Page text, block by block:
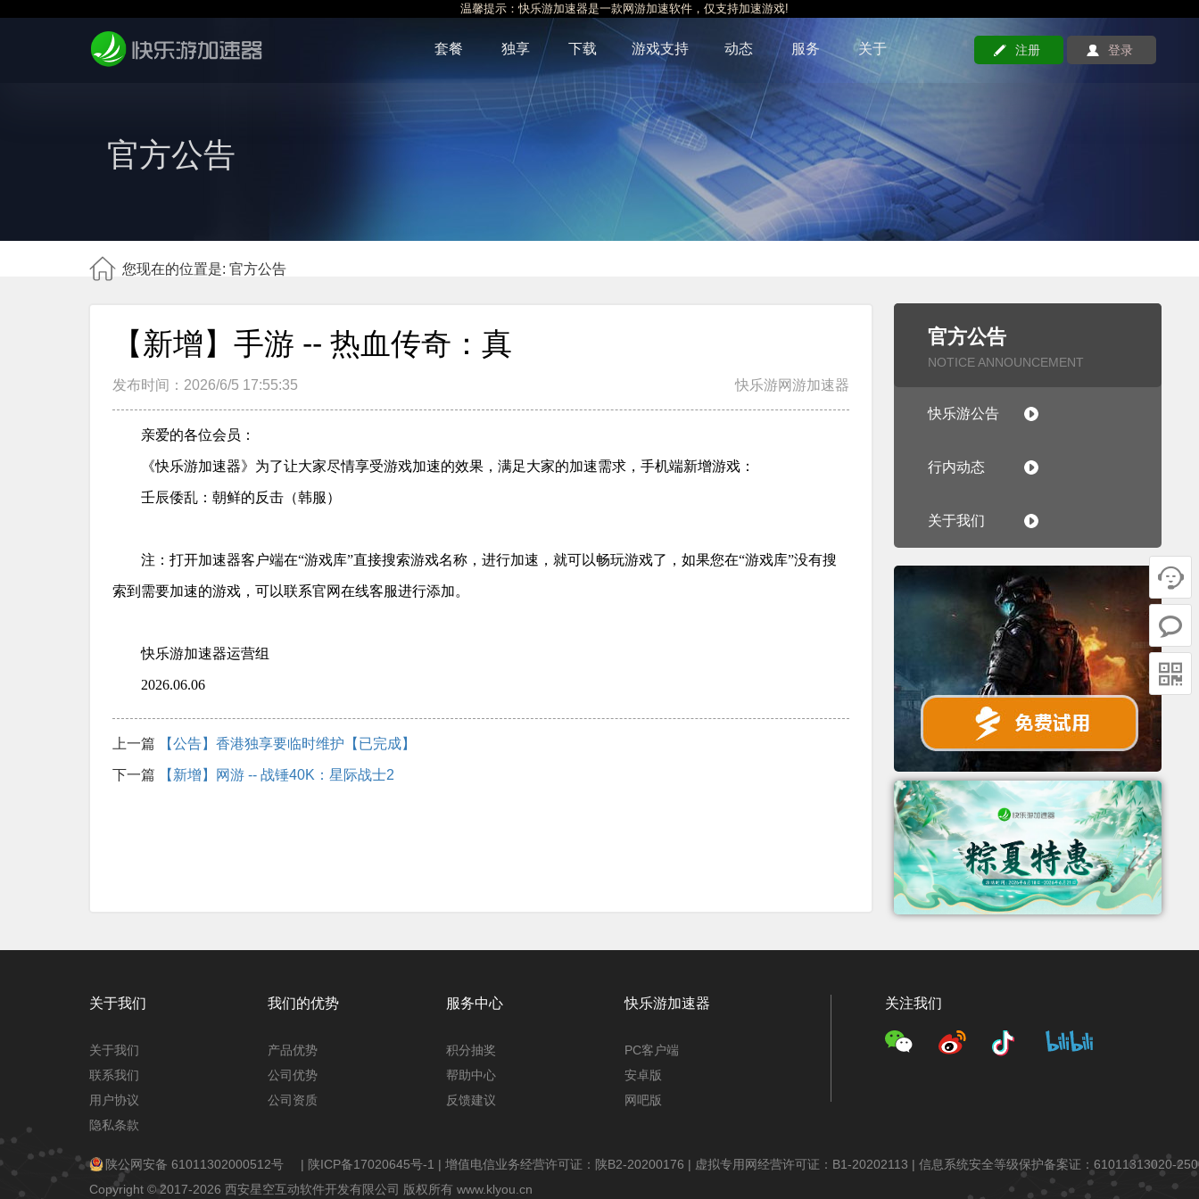
温馨提示：快乐游加速器是一款网游加速软件，仅支持加速游戏!
套餐 独享 下载 游戏支持 动态 服务 关于 注册 登录
官方公告
您现在的位置是: 官方公告
官方公告
NOTICE ANNOUNCEMENT
快乐游公告
行内动态
关于我们
【新增】手游 -- 热血传奇：真
发布时间：2026/6/5 17:55:35 快乐游网游加速器
亲爱的各位会员：
《快乐游加速器》为了让大家尽情享受游戏加速的效果，满足大家的加速需求，手机端新增游戏：
壬辰倭乱：朝鲜的反击（韩服）
注：打开加速器客户端在“游戏库”直接搜索游戏名称，进行加速，就可以畅玩游戏了，如果您在“游戏库”没有搜
索到需要加速的游戏，可以联系官网在线客服进行添加。
快乐游加速器运营组
2026.06.06
上一篇 【公告】香港独享要临时维护【已完成】
下一篇 【新增】网游 -- 战锤40K：星际战士2
关于我们
关于我们
联系我们
用户协议
隐私条款
我们的优势
产品优势
公司优势
公司资质
服务中心
积分抽奖
帮助中心
反馈建议
快乐游加速器
PC客户端
安卓版
网吧版
关注我们
陕公网安备 61011302000512号 | 陕ICP备17020645号-1 | 增值电信业务经营许可证：陕B2-20200176 | 虚拟专用网经营许可证：B1-20202113 | 信息系统安全等级保护备案证：61011313020-
Copyright © 2017-2026 西安星空互动软件开发有限公司 版权所有 www.klyou.cn


